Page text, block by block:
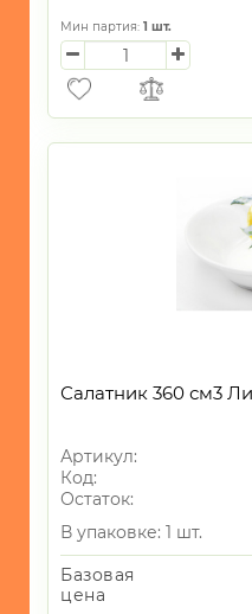
Мин партия: 1 шт.
Салатник 360 см3
Артикул:
Код:
Остаток:
В упаковке: 1 шт.
Базовая
цена